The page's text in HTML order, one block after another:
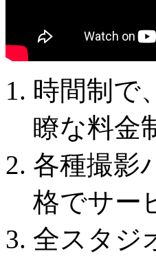
時間制で
瞭な料金
各種撮影
格でサー
全スタジ